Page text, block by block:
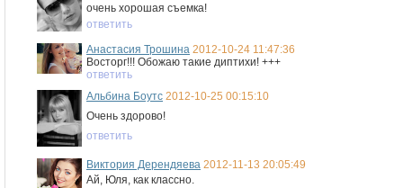
очень хорошая съемка!
ответить
Анастасия Трошина 2012-10-24 11:47:36
Восторг!!! Обожаю такие диптихи! +++
ответить
Альбина Боутс 2012-10-25 00:15:10
Очень здорово!
ответить
Виктория Дерендяева 2012-11-13 20:05:49
Ай, Юля, как классно.